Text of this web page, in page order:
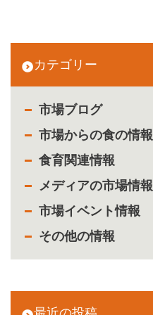
カテゴリー
市場ブログ
市場からの食の情報
食育関連情報
メディアの市場情報
市場イベント情報
その他の情報